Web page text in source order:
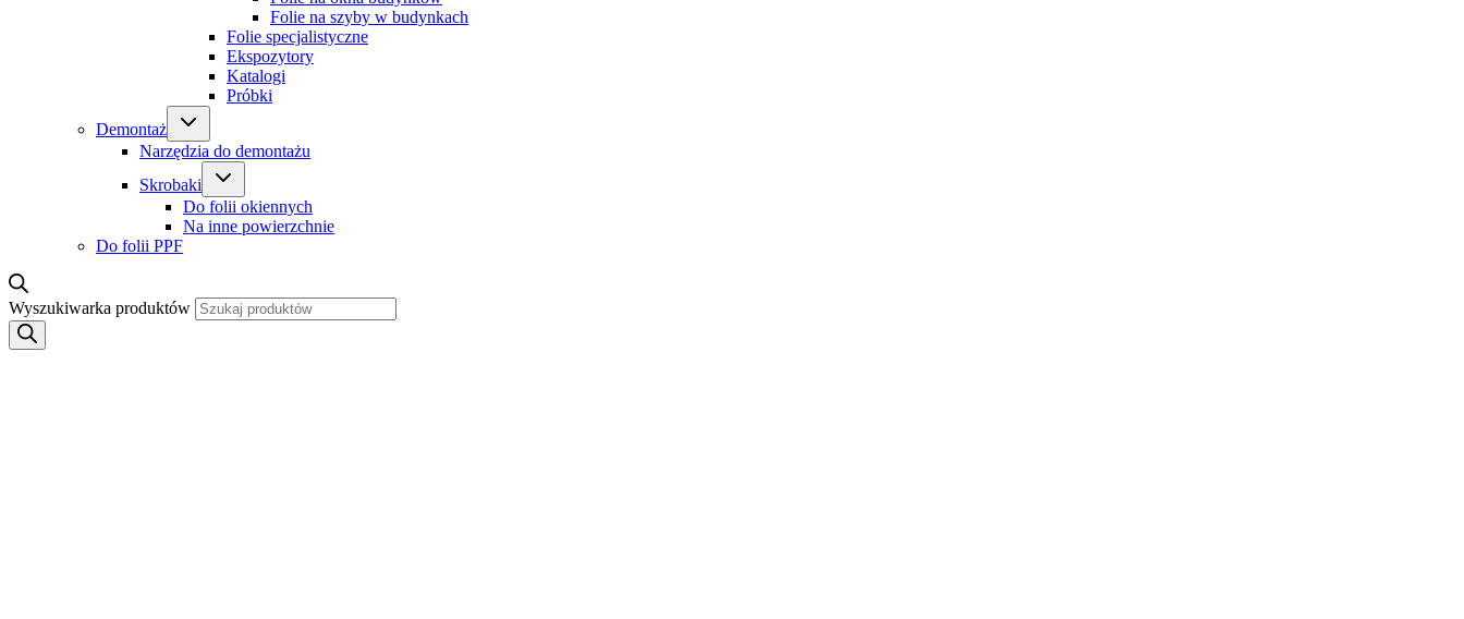
Folie na szyby w budynkach
Folie specjalistyczne
Ekspozytory
Katalogi
Próbki
Demontaż
Narzędzia do demontażu
Skrobaki
Do folii okiennych
Na inne powierzchnie
Do folii PPF
Wyszukiwarka produktów